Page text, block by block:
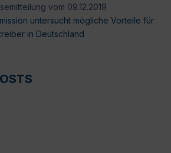
vom 09.12.2019
untersucht mögliche Vorteile für
in Deutschland